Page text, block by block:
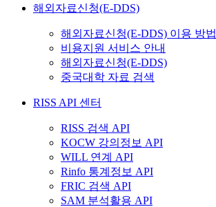
해외자료신청(E-DDS)
해외자료신청(E-DDS) 이용 방법
비용지원 서비스 안내
해외자료신청(E-DDS)
중국대학 자료 검색
RISS API 센터
RISS 검색 API
KOCW 강의정보 API
WILL 연계 API
Rinfo 통계정보 API
FRIC 검색 API
SAM 분석활용 API